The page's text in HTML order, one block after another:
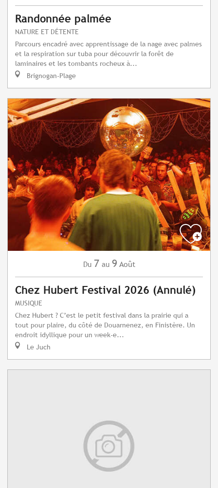
Randonnée palmée
NATURE ET DÉTENTE
Parcours encadré avec apprentissage de la nage avec palmes
et la respiration sur tuba pour découvrir la forêt de
laminaires et les tombants rocheux à...
Brignogan-Plage
Du 7 au 9 Août
Chez Hubert Festival 2026 (Annulé)
MUSIQUE
Chez Hubert ? C’est le petit festival dans la prairie qui a
tout pour plaire, du côté de Douarnenez, en Finistère. Un
endroit idyllique pour un week-e...
Le Juch